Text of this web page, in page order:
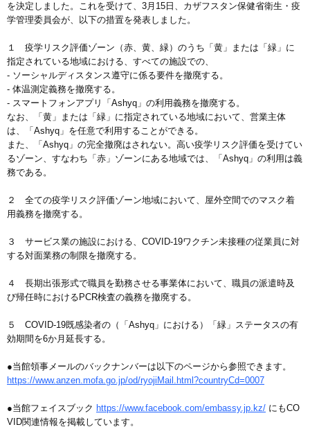
を決定しました。これを受けて、3月15日、カザフスタン保健省衛生・疫
学管理委員会が、以下の措置を発表しました。
１ 疫学リスク評価ゾーン（赤、黄、緑）のうち「黄」または「緑」に
指定されている地域における、すべての施設での、
- ソーシャルディスタンス遵守に係る要件を撤廃する。
- 体温測定義務を撤廃する。
- スマートフォンアプリ「Ashyq」の利用義務を撤廃する。
なお、「黄」または「緑」に指定されている地域において、営業主体
は、「Ashyq」を任意で利用することができる。
また、「Ashyq」の完全撤廃はされない。高い疫学リスク評価を受けてい
るゾーン、すなわち「赤」ゾーンにある地域では、「Ashyq」の利用は義
務である。
２ 全ての疫学リスク評価ゾーン地域において、屋外空間でのマスク着
用義務を撤廃する。
３ サービス業の施設における、COVID-19ワクチン未接種の従業員に対
する対面業務の制限を撤廃する。
４ 長期出張形式で職員を勤務させる事業体において、職員の派遣時及
び帰任時におけるPCR検査の義務を撤廃する。
５ COVID-19既感染者の（「Ashyq」における）「緑」ステータスの有
効期間を6か月延長する。
●当館領事メールのバックナンバーは以下のページから参照できます。
https://www.anzen.mofa.go.jp/od/ryojiMail.html?countryCd=0007
●当館フェイスブック https://www.facebook.com/embassy.jp.kz/ にもCO
VID関連情報を掲載しています。